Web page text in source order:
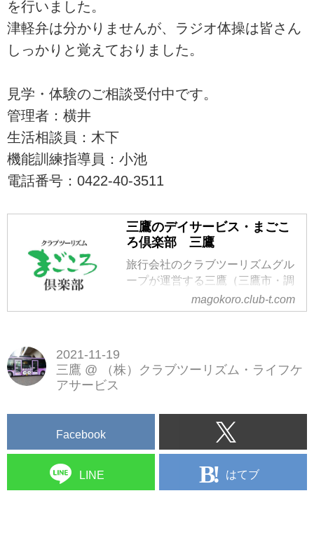
を行いました。
津軽弁は分かりませんが、ラジオ体操は皆さん
しっかりと覚えておりました。
見学・体験のご相談受付中です。
管理者：横井
生活相談員：木下
機能訓練指導員：小池
電話番号：0422-40-3511
三鷹のデイサービス・まごこ
ろ倶楽部 三鷹
旅行会社のクラブツーリズムグル
ープが運営する三鷹（三鷹市・調
布市）のデイサービス・介護施
設・老人ホームです。三鷹市、調
magokoro.club-t.com
2021-11-19
三鷹 @
（株）クラブツーリズム・ライフケ
アサービス
Facebook
LINE はてブ